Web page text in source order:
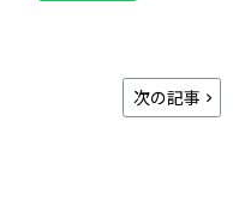
次の記事